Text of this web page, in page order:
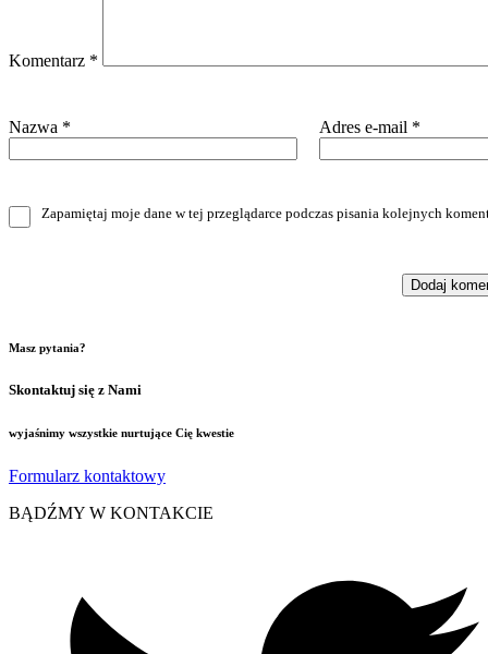
Komentarz *
Nazwa * Adres e-mail *
Zapamiętaj moje dane w tej przeglądarce podczas pisania kolejnych
Masz pytania?
Skontaktuj się z Nami
wyjaśnimy wszystkie nurtujące Cię kwestie
Formularz kontaktowy
BĄDŹMY W KONTAKCIE